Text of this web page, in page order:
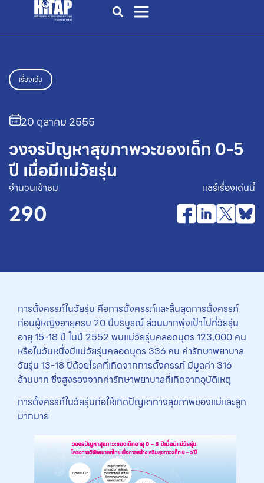
เรื่องเด่น
20 ตุลาคม 2555
วงจรปัญหาสุขภาพวะของเด็ก 0-5
ปี เมื่อมีแม่วัยรุ่น
จำนวนเข้าชม
290
แชร์เรื่องเด่นนี้
การตั้งครรภ์ในวัยรุ่น คือการตั้งครรภ์และสิ้นสุดการตั้งครรภ์
ก่อนผู้หญิงอายุครบ 20 ปีบริบูรณ์ ส่วนมากพุ่งเป้าไปที่วัยรุ่น
อายุ 15-18 ปี ในปี 2552 พบแม่วัยรุ่นคลอดบุตร 123,000 คน
หรือในวันหนึ่งมีแม่วัยรุ่นคลอดบุตร 336 คน ค่ารักษาพยาบาล
วัยรุ่น 13-18 ปีด้วยโรคที่เกิดจากการตั้งครรภ์ มีมูลค่า 316
ล้านบาท ซึ่งสูงรองจากค่ารักษาพยาบาลที่เกิดจากอุบัติเหตุ
การตั้งครรภ์ในวัยรุ่นก่อให้เกิดปัญหาทางสุขภาพของแม่และลูก
มากมาย